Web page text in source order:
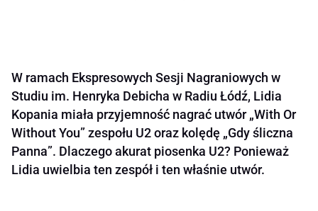
W ramach Ekspresowych Sesji Nagraniowych w
Studiu im. Henryka Debicha w Radiu Łódź, Lidia
Kopania miała przyjemność nagrać utwór „With Or
Without You” zespołu U2 oraz kolędę „Gdy śliczna
Panna”. Dlaczego akurat piosenka U2? Ponieważ
Lidia uwielbia ten zespół i ten właśnie utwór.